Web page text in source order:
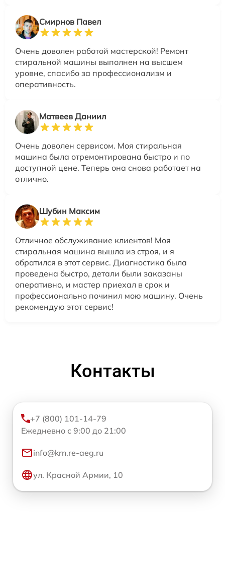
Смирнов Павел
Очень доволен работой мастерской! Ремонт
стиральной машины выполнен на высшем
уровне, спасибо за профессионализм и
оперативность.
Матвеев Даниил
Очень доволен сервисом. Моя стиральная
машина была отремонтирована быстро и по
доступной цене. Теперь она снова работает на
отлично.
Шубин Максим
Отличное обслуживание клиентов! Моя
стиральная машина вышла из строя, и я
обратился в этот сервис. Диагностика была
проведена быстро, детали были заказаны
оперативно, и мастер приехал в срок и
профессионально починил мою машину. Очень
рекомендую этот сервис!
Контакты
+7 (800) 101-14-79
Ежедневно с 9:00 до 21:00
info@krn.re-aeg.ru
ул. Красной Армии, 10